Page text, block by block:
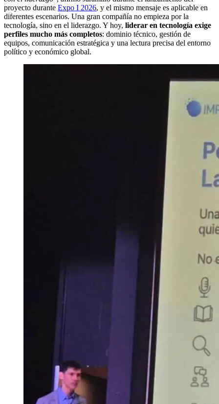
proyecto durante Expo I 2026, y el mismo mensaje es aplicable en
diferentes escenarios. Una gran compañía no empieza por la
tecnología, sino en el liderazgo. Y hoy, liderar en tecnología exige
perfiles mucho más completos: dominio técnico, gestión de
equipos, comunicación estratégica y una lectura precisa del entorno
político y económico global.